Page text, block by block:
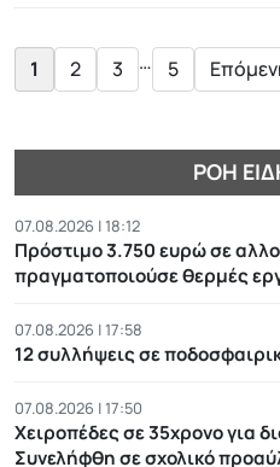
1 2 3 … 5
ΡΟΉ
07.08.2026 | 18:12
Πρόστιμο 3.750 ευρώ σε
πραγματοποιούσε θερμές
07.08.2026 | 17:58
12 συλλήψεις σε
07.08.2026 | 17:50
Χειροπέδες σε 35χρονο για
Συνελήφθη σε σχολικό